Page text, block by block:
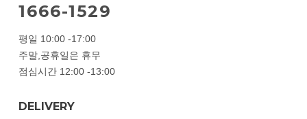
1666-1529
평일 10:00 -17:00
주말,공휴일은 휴무
점심시간 12:00 -13:00
DELIVERY